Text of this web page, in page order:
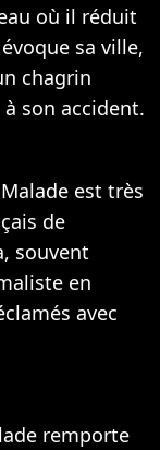
où il réduit
sa ville,
chagrin
son accident.
est très
de
souvent
en
avec
remporte